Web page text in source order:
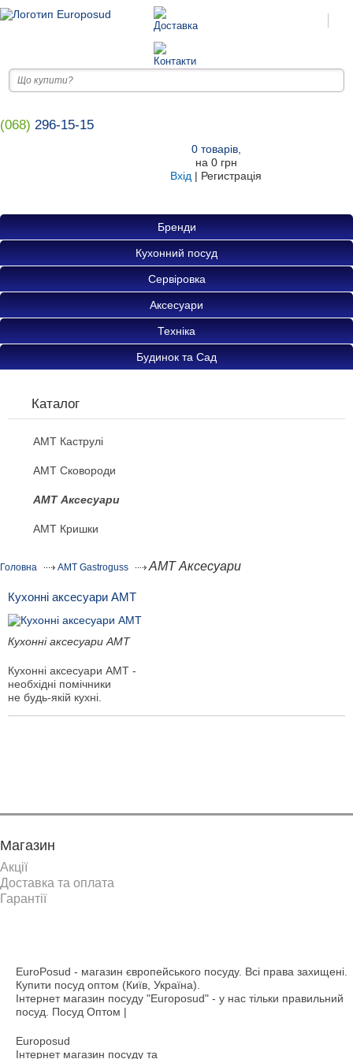
(068) 296-15-15
0товарів,
на 0 грн
Вхід | Регистрація
Бренди
Кухонний посуд
Сервіровка
Аксесуари
Техніка
Будинок та Сад
Каталог
AMT Каструлі
AMT Сковороди
AMT Аксесуари
AMT Кришки
Головна AMT Gastroguss AMT Аксесуари
Кухонні аксесуари АМТ
Кухонні аксесуари АМТ
Кухонні аксесуари АМТ -
необхідні помічники
не будь-якій кухні.
Магазин
Акції
Доставка та оплата
Гарантії
EuroPosud - магазин європейського посуду. Всі права захищені.
Купити посуд оптом (Київ, Україна).
Інтернет магазин посуду "Europosud" - у нас тільки правильний
посуд. Посуд Оптом |
Europosud
Інтернет магазин посуду та